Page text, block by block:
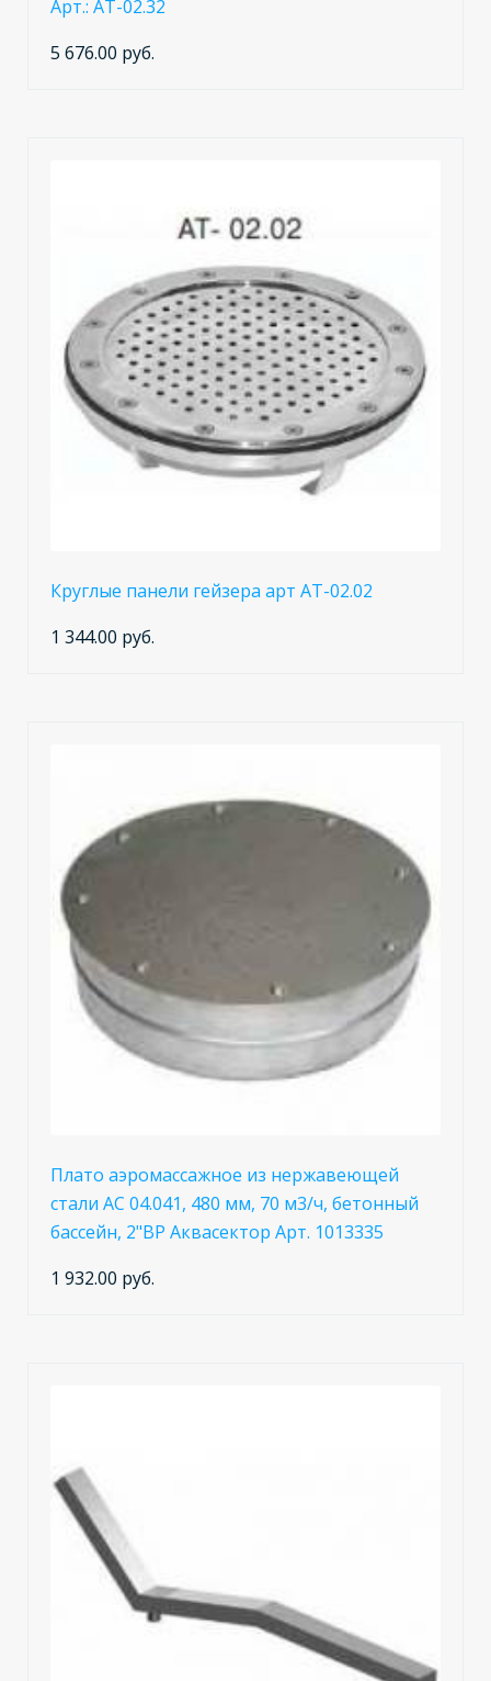
Арт.: AT-02.32
5 676.00 руб.
Круглые панели гейзера арт АТ-02.02
1 344.00 руб.
Плато аэромассажное из нержавеющей
стали AC 04.041, 480 мм, 70 м3/ч, бетонный
бассейн, 2"BP Аквасектор Арт. 1013335
1 932.00 руб.